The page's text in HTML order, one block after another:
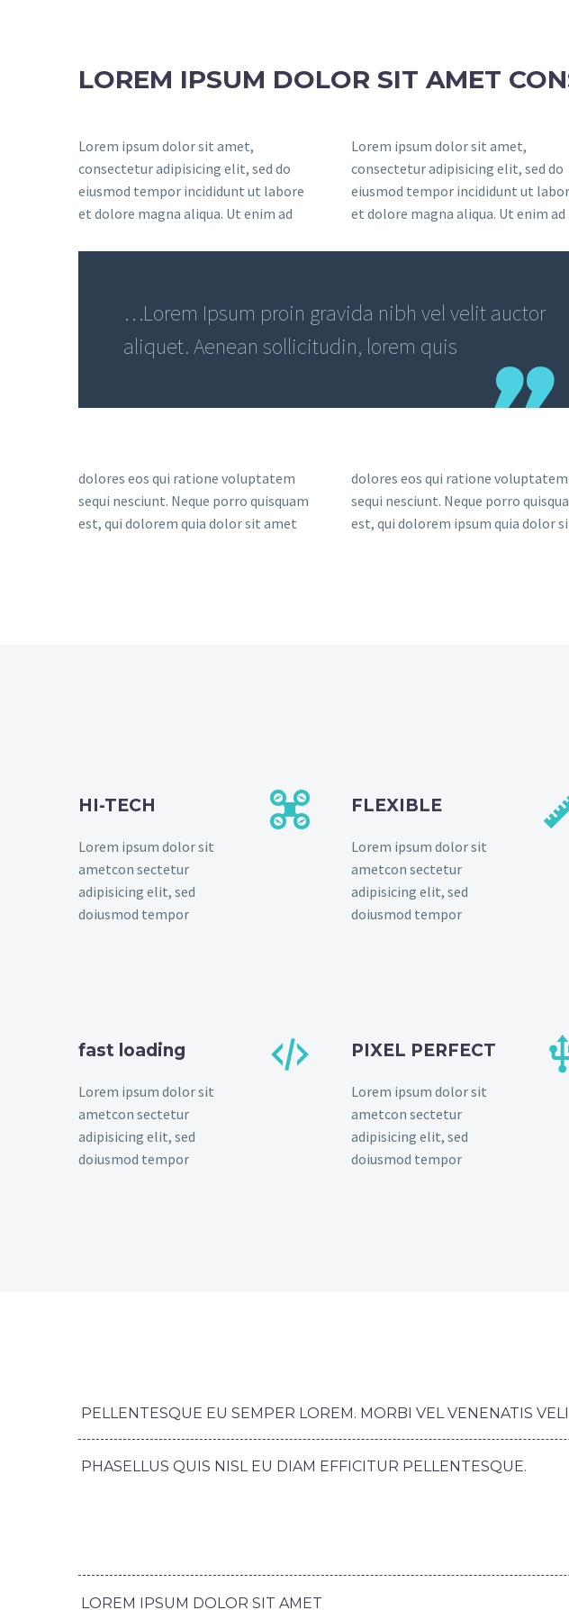
LOREM IPSUM DOLOR SIT AMET
Lorem ipsum dolor sit amet,
consectetur adipisicing elit, sed do
eiusmod tempor incididunt ut labore
et dolore magna aliqua. Ut enim ad
Lorem ipsum dolor sit amet,
consectetur adipisicing elit, sed do
eiusmod tempor incididunt ut
et dolore magna aliqua. Ut enim ad
…Lorem Ipsum proin gravida nibh vel velit auctor
aliquet. Aenean sollicitudin, lorem quis
dolores eos qui ratione voluptatem
sequi nesciunt. Neque porro quisquam
est, qui dolorem quia dolor sit amet
dolores eos qui ratione voluptatem
sequi nesciunt. Neque porro
est, qui dolorem ipsum quia dolor
HI-TECH
Lorem ipsum dolor sit
ametcon sectetur
adipisicing elit, sed
doiusmod tempor

 FLEXIBLE
Lorem ipsum dolor sit
ametcon sectetur
adipisicing elit, sed
doiusmod tempor
fast loading
Lorem ipsum dolor sit
ametcon sectetur
adipisicing elit, sed
doiusmod tempor

 PIXEL PERFECT
Lorem ipsum dolor sit
ametcon sectetur
adipisicing elit, sed
doiusmod tempor
PELLENTESQUE EU SEMPER LOREM. MORBI VEL VENENATIS
PHASELLUS QUIS NISL EU DIAM EFFICITUR PELLENTESQUE.
LOREM IPSUM DOLOR SIT AMET